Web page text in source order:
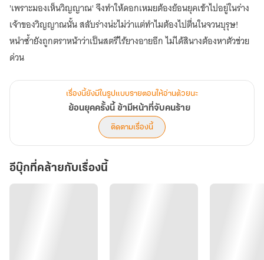
มีหน้า
ที่
จับ
คนร้าย
'เพราะมองเห็นวิญญาณ' จึงทำให้ดอกเหมยต้องย้อนยุคเข้าไปอยู่ในร่าง
เจ้าของวิญญาณนั้น สลับร่างน่ะไม่ว่าแต่ทำไมต้องไปตื่นในจวนบุรุษ!
หนำซ้ำยังถูกตราหน้าว่าเป็นสตรีไร้ยางอายอีก ไม่ได้สินางต้องหาตัวช่วย
ด่วน
เรื่องนี้ยังมีในรูปแบบรายตอนให้อ่านด้วยนะ
ย้อนยุคครั้งนี้ ข้ามีหน้าที่จับคนร้าย
ติดตามเรื่องนี้
อีบุ๊กที่คล้ายกับเรื่องนี้